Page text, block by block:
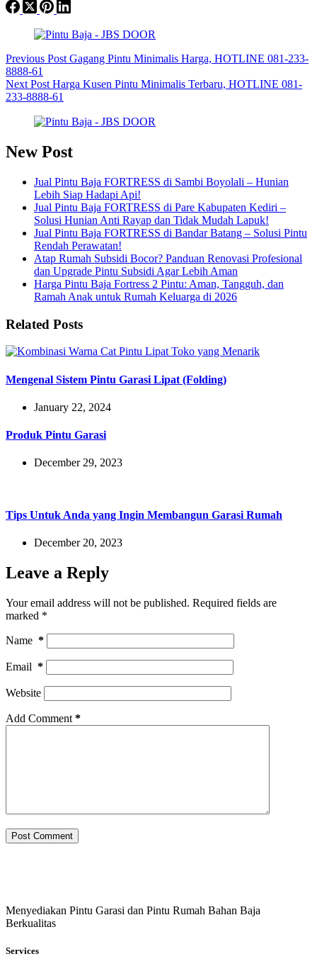
Previous Post Gagang Pintu Minimalis Harga, HOTLINE 081-233-
8888-61
Next Post Harga Kusen Pintu Minimalis Terbaru, HOTLINE 081-
233-8888-61
New Post
Jual Pintu Baja FORTRESS di Sambi Boyolali – Hunian
Lebih Siap Hadapi Api!
Jual Pintu Baja FORTRESS di Pare Kabupaten Kediri –
Solusi Hunian Anti Rayap dan Tidak Mudah Lapuk!
Jual Pintu Baja FORTRESS di Bandar Batang – Solusi Pintu
Rendah Perawatan!
Atap Rumah Subsidi Bocor? Panduan Renovasi Profesional
dan Upgrade Pintu Subsidi Agar Lebih Aman
Harga Pintu Baja Fortress 2 Pintu: Aman, Tangguh, dan
Ramah Anak untuk Rumah Keluarga di 2026
Related Posts
Mengenal Sistem Pintu Garasi Lipat (Folding)
January 22, 2024
Produk Pintu Garasi
December 29, 2023
Tips Untuk Anda yang Ingin Membangun Garasi Rumah
December 20, 2023
Leave a Reply
Your email address will not be published. Required fields are
marked *
Name *
Email *
Website
Add Comment *
Post Comment
Menyediakan Pintu Garasi dan Pintu Rumah Bahan Baja
Berkualitas
Services